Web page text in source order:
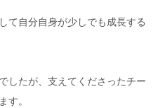
て自分自身が少しでも成長する
したが、支えてくださったチー
す。